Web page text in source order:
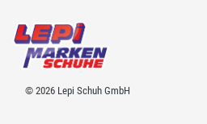
© 2026 Lepi Schuh GmbH